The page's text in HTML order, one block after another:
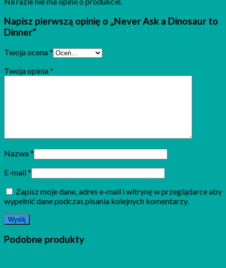
Napisz pierwszą opinię o „Never Ask a Dinosaur to
Dinner”
Twoja ocena*
Twoja opinia*
Nazwa*
E-mail*
Zapisz moje dane, adres e-mail i witrynę w przeglądarce aby
wypełnić dane podczas pisania kolejnych komentarzy.
Podobne produkty